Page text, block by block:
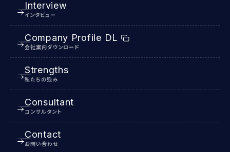
Interview
インタビュー
Company Profile DL
会社案内ダウンロード
Strengths
私たちの強み
Consultant
コンサルタント
Contact
お問い合わせ